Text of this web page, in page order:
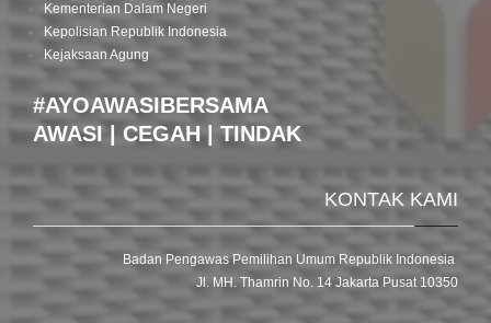
Kementerian Dalam Negeri
Kepolisian Republik Indonesia
Kejaksaan Agung
#AYOAWASIBERSAMA
AWASI | CEGAH | TINDAK
KONTAK KAMI
Badan Pengawas Pemilihan Umum Republik Indonesia
Jl. MH. Thamrin No. 14 Jakarta Pusat 10350